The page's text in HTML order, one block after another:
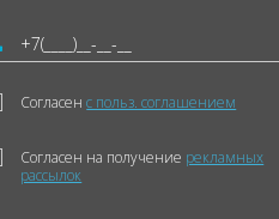
Согласенс польз. соглашением
Согласен на получение рекламных
рассылок